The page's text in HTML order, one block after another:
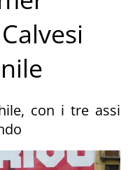
con i tre assi